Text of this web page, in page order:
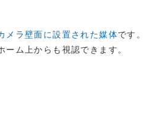
メラ壁面に設置された媒体です。
ーム上からも視認できます。